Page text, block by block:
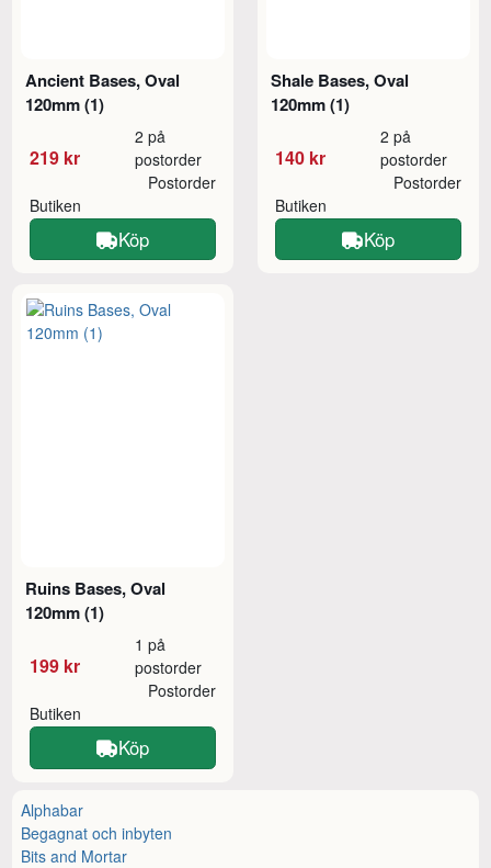
Ancient Bases, Oval
120mm (1)
219 kr
2 på
postorder
Butiken
Postorder
Köp
Shale Bases, Oval
120mm (1)
140 kr
2 på
postorder
Butiken
Postorder
Köp
Ruins Bases, Oval
120mm (1)
199 kr
1 på
postorder
Butiken
Postorder
Köp
Alphabar
Begagnat och inbyten
Bits and Mortar